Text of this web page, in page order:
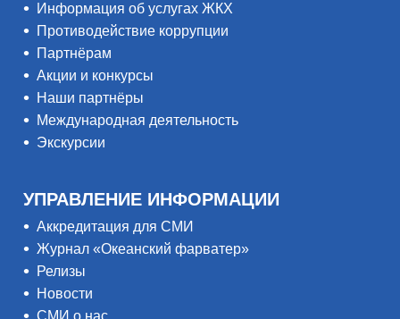
Информация об услугах ЖКХ
Противодействие коррупции
Партнёрам
Акции и конкурсы
Наши партнёры
Международная деятельность
Экскурсии
УПРАВЛЕНИЕ ИНФОРМАЦИИ
Аккредитация для СМИ
Журнал «Океанский фарватер»
Релизы
Новости